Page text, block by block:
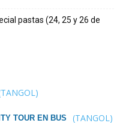
pastas (24, 25 y 26 de
TOUR EN BUS (TANGOL)